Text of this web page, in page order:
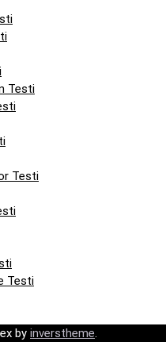
Testi
Testi
Testi
by inverstheme.